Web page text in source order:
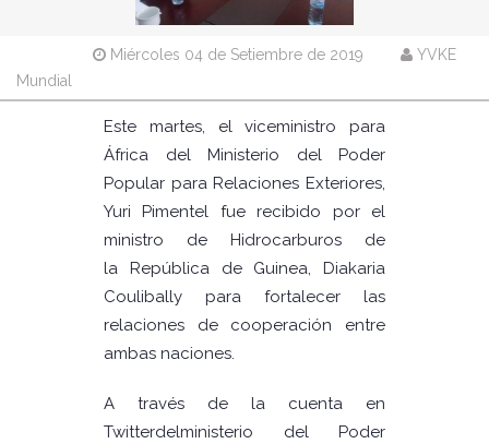
Miércoles 04 de Setiembre de 2019
YVKE
Mundial
Este martes, el viceministro para
África del Ministerio del Poder
Popular para Relaciones Exteriores,
Yuri Pimentel fue recibido por el
ministro de Hidrocarburos de
la República de Guinea, Diakaria
Coulibally para fortalecer las
relaciones de cooperación entre
ambas naciones.
A través de la cuenta en
Twitterdelministerio del Poder